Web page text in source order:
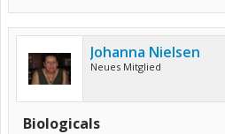
Johanna Nielsen
Neues Mitglied
Biologicals